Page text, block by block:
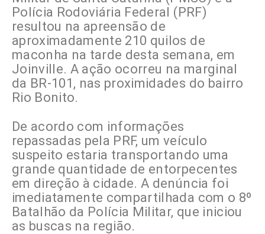
Polícia Rodoviária Federal (PRF)
resultou na apreensão de
aproximadamente 210 quilos de
maconha na tarde desta semana, em
Joinville. A ação ocorreu na marginal
da BR-101, nas proximidades do bairro
Rio Bonito.
De acordo com informações
repassadas pela PRF, um veículo
suspeito estaria transportando uma
grande quantidade de entorpecentes
em direção à cidade. A denúncia foi
imediatamente compartilhada com o 8º
Batalhão da Polícia Militar, que iniciou
as buscas na região.